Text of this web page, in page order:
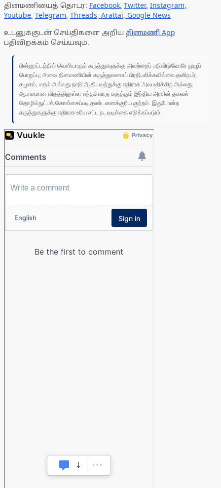
தினமணியைத் தொடர: Facebook, Twitter, Instagram,
Youtube, Telegram, Threads, Arattai, Google News
உடனுக்குடன் செய்திகளை அறிய தினமணி App
பதிவிறக்கம் செய்யவும்.
பின்னூட்டத்தில் வெளியாகும் கருத்துகளுக்கு அவற்றைப் பதிவிடுவோரே முழுப்
பொறுப்பு; அவை தினமணியின் கருத்துகளைப் பிரதிபலிக்கவில்லை.தனிநபர்,
சமூகம், மதம் அல்லது நாடு ஆகியவற்றுக்கு எதிராக அவமதிக்கிற அல்லது
ஆபாசமான விதத்திலுள்ள எந்தவொரு கருத்தும் இந்திய அரசின் தகவல்
தொழில்நுட்பக் கொள்கைப்படி தண்டனைக்குரிய குற்றம். இதுபோன்ற
கருத்துகளுக்கு எதிராக உரிய சட்ட நடவடிக்கை எடுக்கப்படும்.